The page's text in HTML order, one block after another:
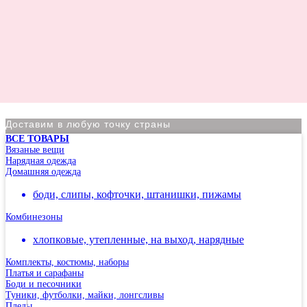
Доставим в любую точку страны
По Москве курьер в день оформления заказа
Вы на сайте Московского филиала
-5% на первый заказ (товар на скидках не участвует в
м.Чертановская.
ВСЕ ТОВАРЫ
Вязаные вещи
Нарядная одежда
Домашняя одежда
боди, слипы, кофточки, штанишки, пижамы
Комбинезоны
хлопковые, утепленные, на выход, нарядные
Комплекты, костюмы, наборы
Платья и сарафаны
Боди и песочники
Туники, футболки, майки, лонгсливы